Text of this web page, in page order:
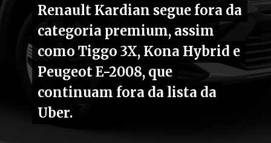
Renault Kardian segue fora da
categoria premium, assim
como Tiggo 3X, Kona Hybrid e
Peugeot E-2008, que
continuam fora da lista da
Uber.
Renault Kardian segue fora da
categoria premium, assim
como Tiggo 3X, Kona Hybrid e
Peugeot E-2008, que
continuam fora da lista da
Uber.